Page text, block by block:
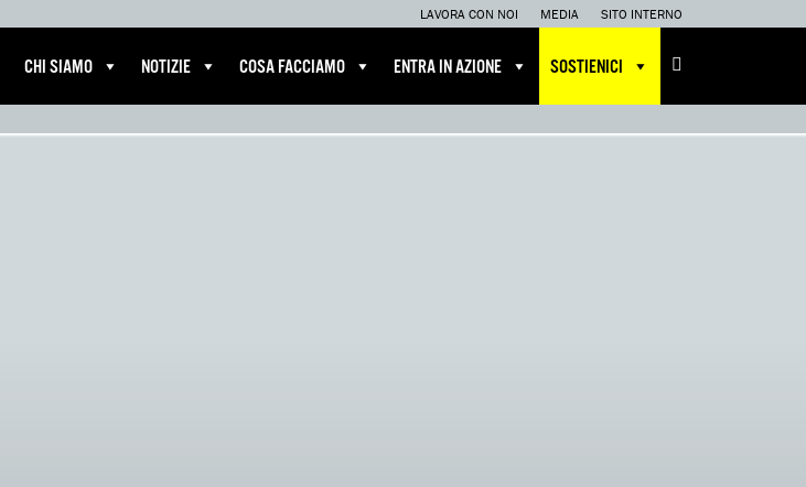
LAVORA CON NOI MEDIA SITO INTERNO
CHI SIAMO NOTIZIE COSA FACCIAMO ENTRA IN AZIONE SOSTIENICI